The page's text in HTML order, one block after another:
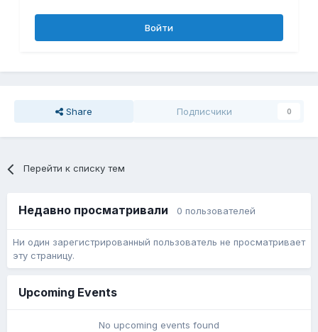
Войти
Share Подписчики 0
Перейти к списку тем
Недавно просматривали 0 пользователей
Ни один зарегистрированный пользователь не просматривает
эту страницу.
Upcoming Events
No upcoming events found